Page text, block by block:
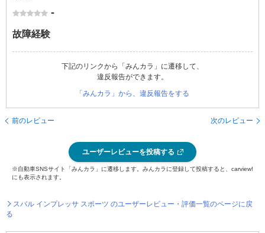
-
故障経験
下記のリンクから「みんカラ」に遷移して、
違反報告ができます。
「みんカラ」から、違反報告をする
前のレビュー 次のレビュー
ユーザーレビューを投稿する
※自動車SNSサイト「みんカラ」に遷移します。みんカラに登録して投稿すると、carview!
にも表示されます。
スバル インプレッサ スポーツ のユーザーレビュー・評価一覧のページに戻
る